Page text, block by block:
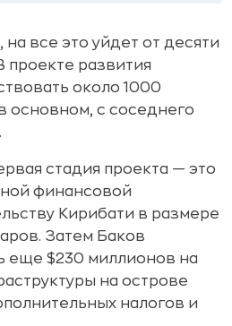
на все это уйдет от десяти
проекте развития
около 1000
основном, с соседнего
стадия проекта — это
финансовой
Кирибати в размере
Затем Баков
еще $230 миллионов на
на острове
налогов и